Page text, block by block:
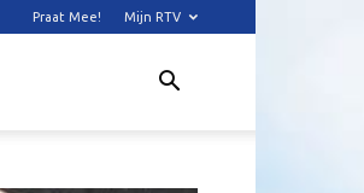
Praat Mee! Mijn RTV